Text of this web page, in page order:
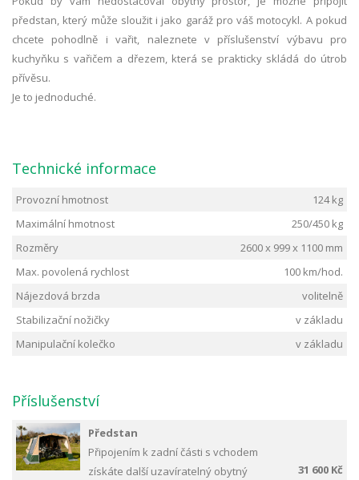
předstan, který může sloužit i jako garáž pro váš motocykl. A pokud
chcete pohodlně i vařit, naleznete v příslušenství výbavu pro
kuchyňku s vařičem a dřezem, která se prakticky skládá do útrob
přívěsu.
Je to jednoduché.
Technické informace
Provozní hmotnost
124 kg
Maximální hmotnost
250/450 kg
Rozměry
2600 x 999 x 1100 mm
Max. povolená rychlost
100 km/hod.
Nájezdová brzda
volitelně
Stabilizační nožičky
v základu
Manipulační kolečko
v základu
Příslušenství
Předstan
Připojením k zadní části s vchodem
získáte další uzavíratelný obytný
31 600 Kč